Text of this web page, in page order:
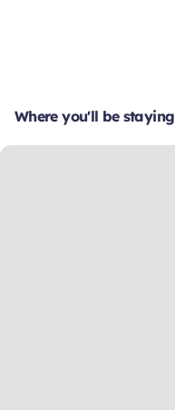
Where you'll be staying